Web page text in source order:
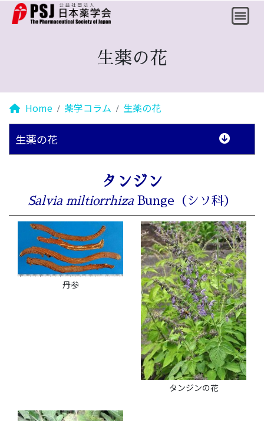
生薬の花
Home 薬学コラム 生薬の花
生薬の花
タンジン
Salvia miltiorrhiza Bunge（シソ科）
丹参
タンジンの花